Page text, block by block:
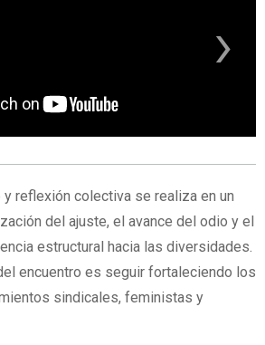
›
y reflexión colectiva se realiza en un
del ajuste, el avance del odio y el
estructural hacia las diversidades.
encuentro es seguir fortaleciendo los
sindicales, feministas y